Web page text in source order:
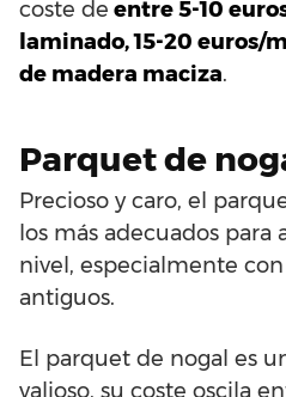
coste de entre 5-10
laminado, 15-20 euros/
de madera maciza.
Parquet de
Precioso y caro, el
los más adecuados
nivel, especialmente
antiguos.
El parquet de nogal es
valioso, su coste oscila